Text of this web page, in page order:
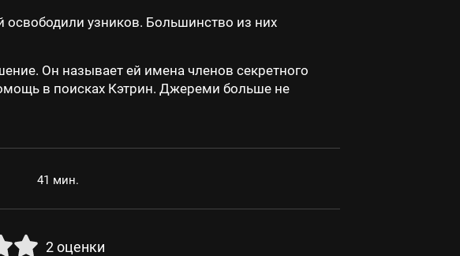
узников. Большинство из них
Он называет ей имена членов секретного
в поисках Кэтрин. Джереми больше не
41 мин.
2 оценки